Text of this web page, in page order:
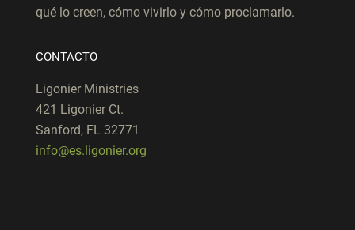
qué lo creen, cómo vivirlo y cómo proclamarlo.
CONTACTO
Ligonier Ministries
421 Ligonier Ct.
Sanford, FL 32771
info@es.ligonier.org